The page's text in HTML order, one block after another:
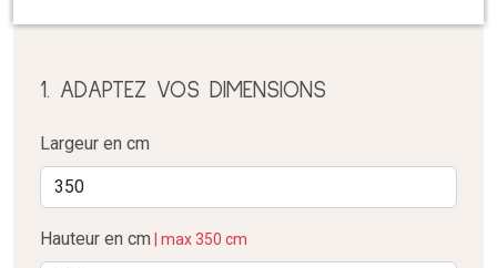
1. ADAPTEZ VOS DIMENSIONS
Largeur en cm
Hauteur en cm | max 350 cm